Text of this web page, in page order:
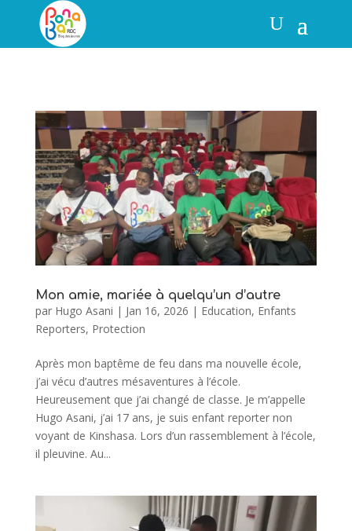
Mon amie, mariée à quelqu’un d’autre
par Hugo Asani | Jan 16, 2026 | Education, Enfants
Reporters, Protection
Après mon baptême de feu dans ma nouvelle école,
j’ai vécu d’autres mésaventures à l’école.
Heureusement que j’ai changé de classe. Je m’appelle
Hugo Asani, j’ai 17 ans, je suis enfant reporter non
voyant de Kinshasa. Lors d’un rassemblement à l’école,
il pleuvine. Au...